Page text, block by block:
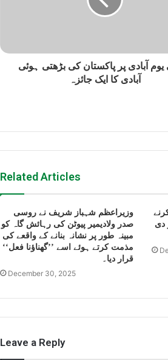
یوم آبادی پر پاکستان کی بڑھتی ہوئی
آبادی کا ایک جائزہ
Related Articles
وزیراعظم شہباز شریف نے روسی
صدر ولادیمیر پیوٹن کی رہائش گاہ کو
مبینہ طور پر نشانہ بنانے کے واقعے کی
مذمت کرتے ہوئے اسے ’’گھناؤنا فعل‘‘
قرار دیا۔
December 30, 2025
دی
Leave a Reply